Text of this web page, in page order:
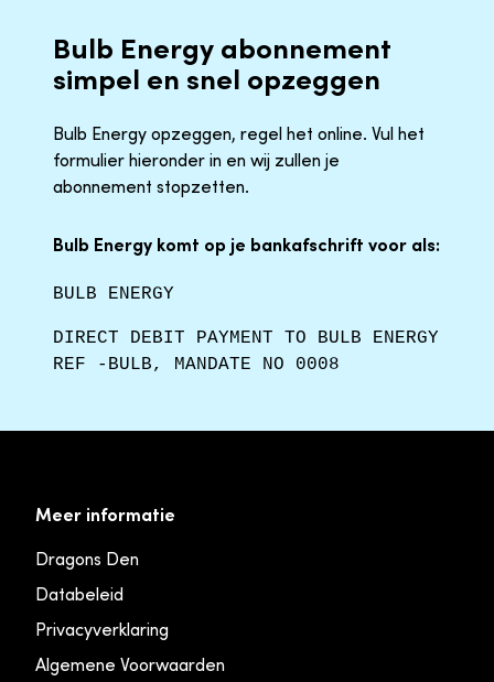
Bulb Energy abonnement
simpel en snel opzeggen
Bulb Energy opzeggen, regel het online. Vul het
formulier hieronder in en wij zullen je
abonnement stopzetten.
Bulb Energy komt op je bankafschrift voor als:
BULB ENERGY
DIRECT DEBIT PAYMENT TO BULB ENERGY
REF -BULB, MANDATE NO 0008
Meer informatie
Dragons Den
Databeleid
Privacyverklaring
Algemene Voorwaarden